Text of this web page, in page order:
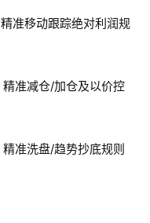
精准移动跟踪绝对利润规
精准减仓/加仓及以价控
精准洗盘/趋势抄底规则